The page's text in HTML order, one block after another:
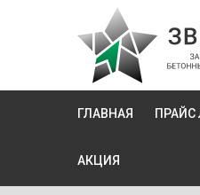
ГЛАВНАЯ ПРАЙС
АКЦИЯ